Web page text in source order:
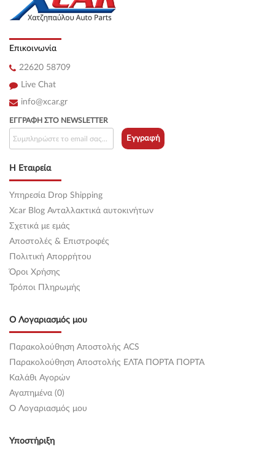
Επικοινωνία
22620 58709
Live Chat
info@xcar.gr
Η Εταιρεία
Υπηρεσία Drop Shipping
Xcar Blog Ανταλλακτικά αυτοκινήτων
Σχετικά με εμάς
Αποστολές & Επιστροφές
Πολιτική Απορρήτου
Όροι Χρήσης
Τρόποι Πληρωμής
Ο Λογαριασμός μου
Παρακολούθηση Αποστολής ACS
Παρακολούθηση Αποστολής ΕΛΤΑ ΠΟΡΤΑ ΠΟΡΤΑ
Καλάθι Αγορών
Αγαπημένα (0)
O Λογαριασμός μου
Υποστήριξη
ΕΓΓΡΑΦΉ ΣΤΟ NEWSLETTER
Εγγραφή